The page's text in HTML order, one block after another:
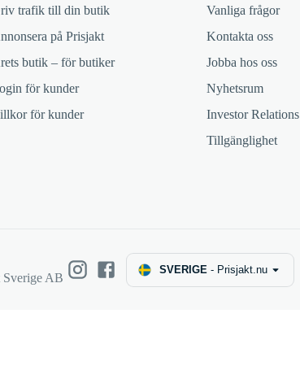
trafik till din butik
på Prisjakt
butik – för butiker
för kunder
för kunder
Vanliga frågor
Kontakta oss
Jobba hos oss
Nyhetsrum
Investor Relations
Tillgänglighet
AB
SVERIGE - Prisjakt.nu